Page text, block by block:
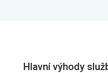
Hlavní výhody